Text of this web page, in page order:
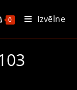
0 Izvēlne